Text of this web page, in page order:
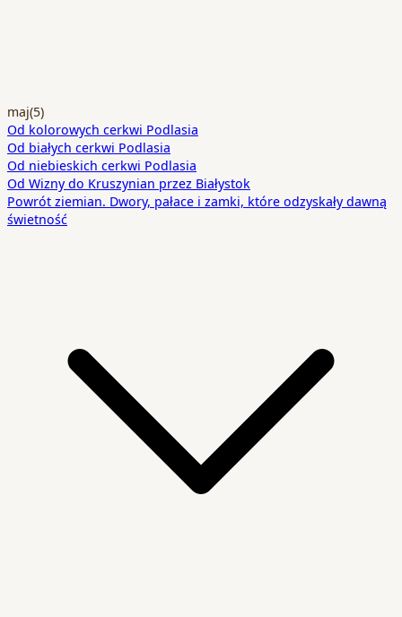
maj(5)
Od kolorowych cerkwi Podlasia
Od białych cerkwi Podlasia
Od niebieskich cerkwi Podlasia
Od Wizny do Kruszynian przez Białystok
Powrót ziemian. Dwory, pałace i zamki, które odzyskały dawną
świetność